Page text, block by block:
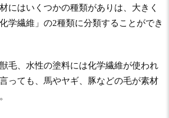
にはいくつかの種類がありは、大きく
学繊維」の2種類に分類することができ
毛、水性の塗料には化学繊維が使われ
っても、馬やヤギ、豚などの毛が素材